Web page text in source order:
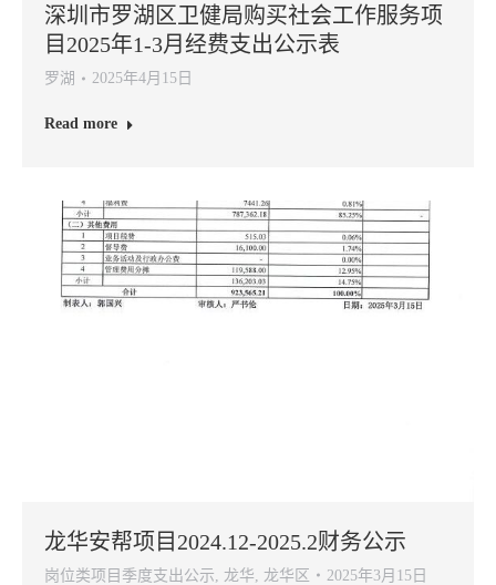
深圳市罗湖区卫健局购买社会工作服务项
目2025年1-3月经费支出公示表
罗湖 2025年4月15日
Read more
龙华安帮项目2024.12-2025.2财务公示
岗位类项目季度支出公示 龙华 龙华区 2025年3月15日